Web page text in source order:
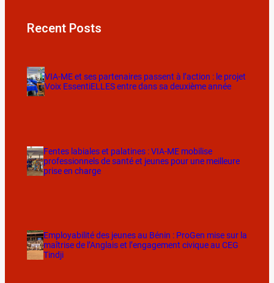
Recent Posts
VIA-ME et ses partenaires passent à l’action : le projet
Voix EssentiELLES entre dans sa deuxième année
Fentes labiales et palatines : VIA-ME mobilise
professionnels de santé et jeunes pour une meilleure
prise en charge
Employabilité des jeunes au Bénin : ProGen mise sur la
maîtrise de l’Anglais et l’engagement civique au CEG
Tindji